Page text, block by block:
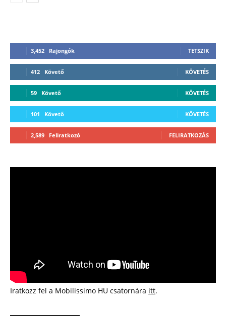
3,452 Rajongók TETSZIK
412 Követő KÖVETÉS
59 Követő KÖVETÉS
101 Követő KÖVETÉS
2,589 Feliratkozó FELIRATKOZÁS
Iratkozz fel a Mobilissimo HU csatornára itt.